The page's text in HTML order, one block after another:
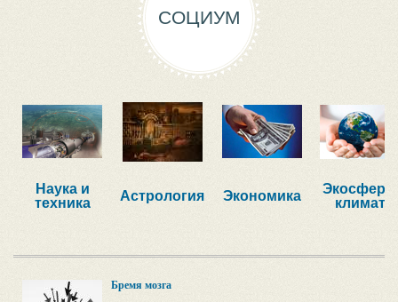
СОЦИУМ
Наука и
техника
Астрология Экономика
Экосфера,
климат
Бремя мозга